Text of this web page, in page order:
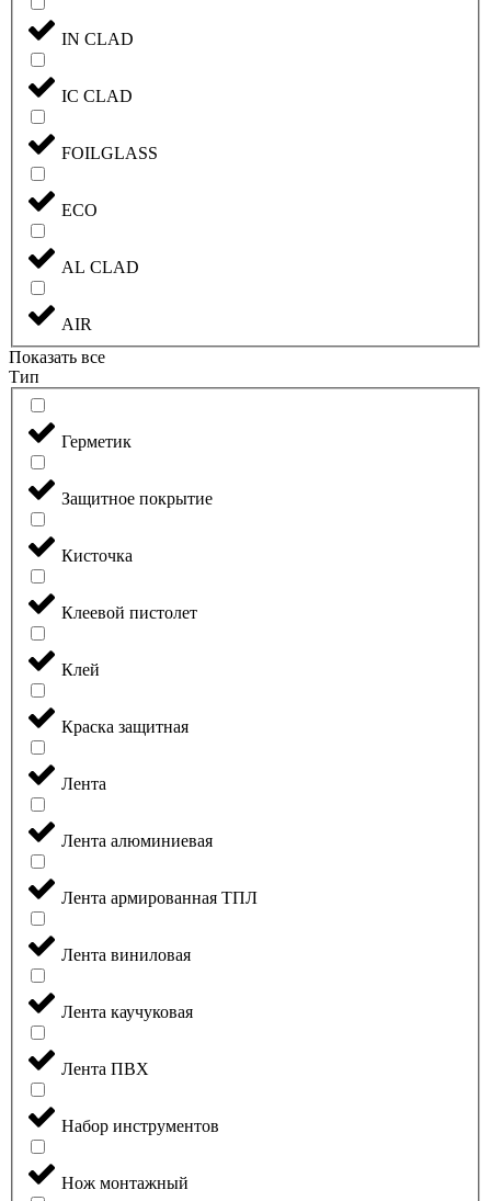
IN CLAD
IC CLAD
FOILGLASS
ECO
AL CLAD
AIR
Показать все
Тип
Герметик
Защитное покрытие
Кисточка
Клеевой пистолет
Клей
Краска защитная
Лента
Лента алюминиевая
Лента армированная ТПЛ
Лента виниловая
Лента каучуковая
Лента ПВХ
Набор инструментов
Нож монтажный